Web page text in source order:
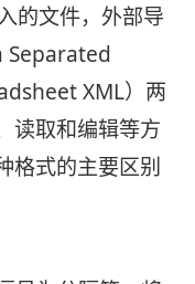
的文件，外部导
Separated
XML）两
读取和编辑等方
格式的主要区别